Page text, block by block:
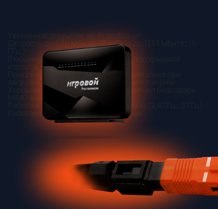
Уверенное покрытие Wi-Fi до 300 м²
Скорость до 600 Мбит/с (2.4 ГГц.) до 1733 Мбит/с (5
8 мощных антенн, расположенных под крышкой
Приоритизация популярных игр, позволяет при
загрузке вашей сети отдать приоритет играм
Хорошее покрытие и стабильный сигнал благодаря
MIMO 4x4 в 2 диапазонах
Работа в 2 диапазонах одновременно (2.4 ГГц., 5 ГГц)
Работает только на PON соединении